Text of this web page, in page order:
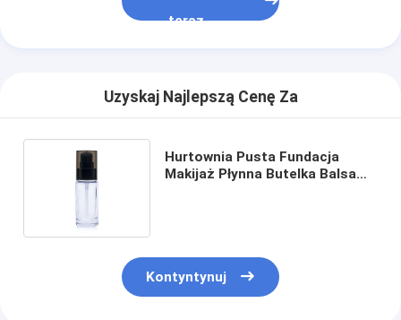
teraz
Uzyskaj Najlepszą Cenę Za
Hurtownia Pusta Fundacja
Makijaż Płynna Butelka Balsam
Kontyntynuj